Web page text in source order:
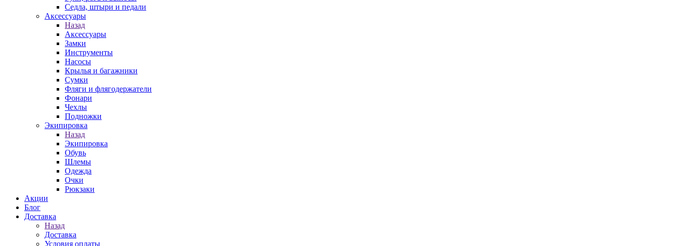
Седла, штыри и педали
Аксессуары
Назад
Аксессуары
Замки
Инструменты
Насосы
Крылья и багажники
Сумки
Фляги и флягодержатели
Фонари
Чехлы
Подножки
Экипировка
Назад
Экипировка
Обувь
Шлемы
Одежда
Очки
Рюкзаки
Акции
Блог
Доставка
Назад
Доставка
Условия оплаты